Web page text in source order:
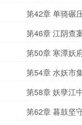
第42章 单骑碾
第46章 江阴查
第50章 寒潭妖
第54章 水妖市
第58章 妖孽江
第62章 暮鼓坚